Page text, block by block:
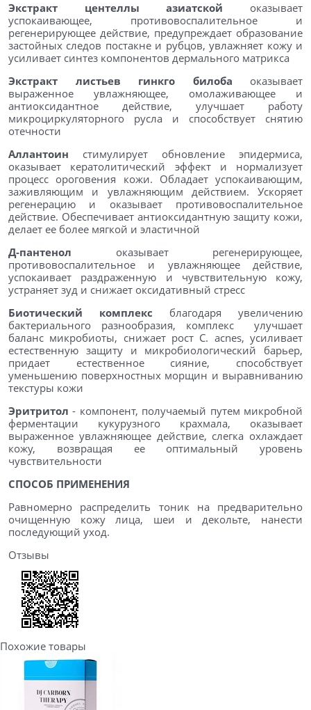
Экстракт центеллы азиатской оказывает
успокаивающее, противовоспалительное и
регенерирующее действие, предупреждает образование
застойных следов постакне и рубцов, увлажняет кожу и
усиливает синтез компонентов дермального матрикса
Экстракт листьев гинкго билоба оказывает
выраженное увлажняющее, омолаживающее и
антиоксидантное действие, улучшает работу
микроциркуляторного русла и способствует снятию
отечности
Аллантоин стимулирует обновление эпидермиса,
оказывает кератолитический эффект и нормализует
процесс ороговения кожи. Обладает успокаивающим,
заживляющим и увлажняющим действием. Ускоряет
регенерацию и оказывает противовоспалительное
действие. Обеспечивает антиоксидантную защиту кожи,
делает ее более мягкой и эластичной
Д-пантенол оказывает регенерирующее,
противовоспалительное и увлажняющее действие,
успокаивает раздраженную и чувствительную кожу,
устраняет зуд и снижает оксидативный стресс
Биотический комплекс благодаря увеличению
бактериального разнообразия, комплекс улучшает
баланс микробиоты, снижает рост C. acnes, усиливает
естественную защиту и микробиологический барьер,
придает естественное сияние, способствует
уменьшению поверхностных морщин и выравниванию
текстуры кожи
Эритритол - компонент, получаемый путем микробной
ферментации кукурузного крахмала, оказывает
выраженное увлажняющее действие, слегка охлаждает
кожу, возвращая ее оптимальный уровень
чувствительности
СПОСОБ ПРИМЕНЕНИЯ
Равномерно распределить тоник на предварительно
очищенную кожу лица, шеи и декольте, нанести
последующий уход.
Отзывы
Похожие товары